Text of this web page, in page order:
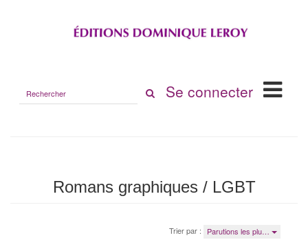
le
Se connecter
Romans graphiques / LGBT
Trier par : Parutions les plu…